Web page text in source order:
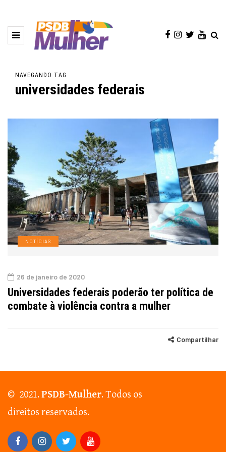
NAVEGANDO TAG
universidades federais
NOTÍCIAS
26 de janeiro de 2020
Universidades federais poderão ter política de
combate à violência contra a mulher
Compartilhar
© 2021.PSDB-Mulher. Todos os
direitos reservados.